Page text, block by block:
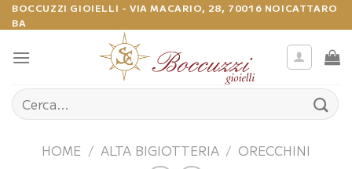
Salta
ai
contenuti
BOCCUZZI GIOIELLI - VIA MACARIO, 28, 70016 NOICATTARO
BA
Cerca:
HOME / ALTA BIGIOTTERIA / ORECCHINI